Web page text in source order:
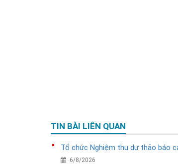
TIN BÀI LIÊN QUAN
Tổ chức Nghiệm thu dự thảo báo
6/8/2026